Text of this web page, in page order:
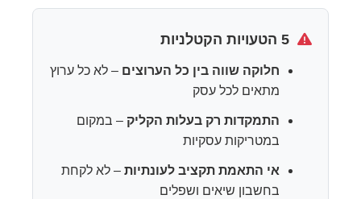
5 הטעויות הקטלניות
חלוקה שווה בין כל הערוצים – לא כל ערוץ
מתאים לכל עסק
התמקדות רק בעלות הקליק – במקום
במטריקות עסקיות
אי התאמת תקציב לעונתיות – לא לקחת
בחשבון שיאים ושפלים